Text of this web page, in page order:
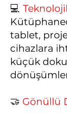
💻
tablet,
cihazlara
küçük
🤝 Gönüllü